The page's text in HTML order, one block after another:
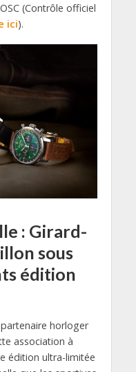
(Contrôle officiel
ici).
: Girard-
sous
édition
horloger
association à
édition ultra-limitée